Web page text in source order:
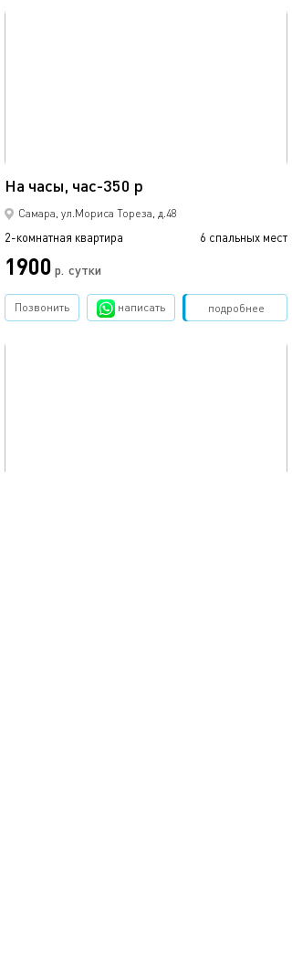
На часы, час-350 р
Самара, ул.Мориса Тореза, д.48
2-комнатная квартира 6 спальных мест
1900 р. сутки
подробнее
Позвонить написать Забронировать